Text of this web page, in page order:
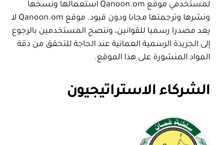
لمستخدمي موقع Qanoon.om استعمالها ونسخها
ونشرها وترجمتها مجانا ودون قيود. موقع Qanoon.om لا
يعد مصدرا رسميا للقوانين، وننصح المستخدمين بالرجوع
إلى الجريدة الرسمية العمانية عند الحاجة للتحقق من دقة
المواد المنشورة على هذا الموقع.
الشركاء الاستراتيجيون